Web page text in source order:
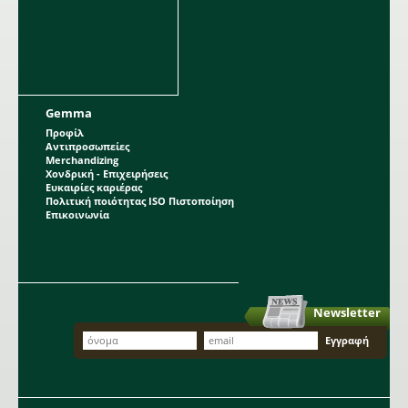
Gemma
Προφίλ
Αντιπροσωπείες
Merchandizing
Χονδρική - Επιχειρήσεις
Ευκαιρίες καριέρας
Πολιτική ποιότητας ISO Πιστοποίηση
Επικοινωνία
Newsletter